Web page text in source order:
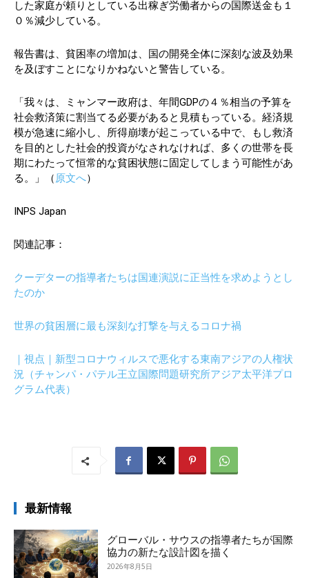
した家庭が頼りとしている出稼ぎ労働者からの国際送金も１
０％減少している。
報告書は、貧困率の増加は、国の開発全体に深刻な波及効果
を及ぼすことになりかねないと警告している。
「我々は、ミャンマー政府は、年間GDPの４％相当の予算を
社会救済策に割当てる必要があると見積もっている。経済規
模が急速に縮小し、所得崩壊が起こっている中で、もし救済
を目的とした社会的投資がなされなければ、多くの世帯を長
期にわたって恒常的な貧困状態に固定してしまう可能性があ
る。」（原文へ）
INPS Japan
関連記事：
クーデターの指導者たちは国連演説に正当性を求めようとし
たのか
世界の貧困層に最も深刻な打撃を与えるコロナ禍
｜視点｜新型コロナウィルスで悪化する東南アジアの人権状
況（チャンパ・パテル王立国際問題研究所アジア太平洋プロ
グラム代表）
最新情報
グローバル・サウスの指導者たちが国際
協力の新たな設計図を描く
2026年8月5日